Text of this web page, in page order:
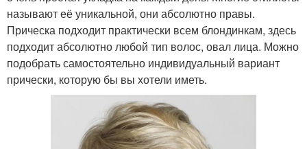
называют её уникальной, они абсолютно правы.
Прическа подходит практически всем блондинкам, здесь
подходит абсолютно любой тип волос, овал лица. Можно
подобрать самостоятельно индивидуальный вариант
прически, которую бы вы хотели иметь.